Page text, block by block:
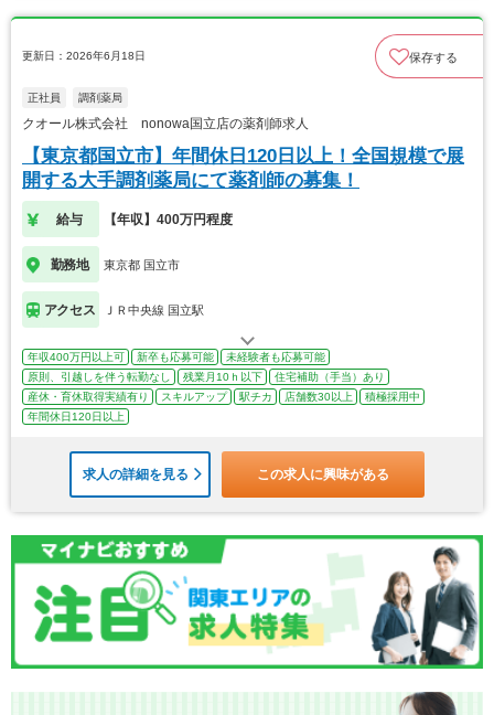
更新日：2026年6月18日 保存する
正社員 調剤薬局
クオール株式会社 nonowa国立店の薬剤師求人
【東京都国立市】年間休日120日以上！全国規模で展
開する大手調剤薬局にて薬剤師の募集！
給与 【年収】400万円程度
勤務地 東京都 国立市
アクセス ＪＲ中央線 国立駅
年収400万円以上可 新卒も応募可能
未経験者も応募可能
原則、引越しを伴う転勤なし
残業月10ｈ以下
住宅補助（手当）あり
産休・育休取得実績有り
スキルアップ 駅チカ 店舗数30以上
積極採用中
年間休日120日以上
求人の詳細を見る この求人に興味がある